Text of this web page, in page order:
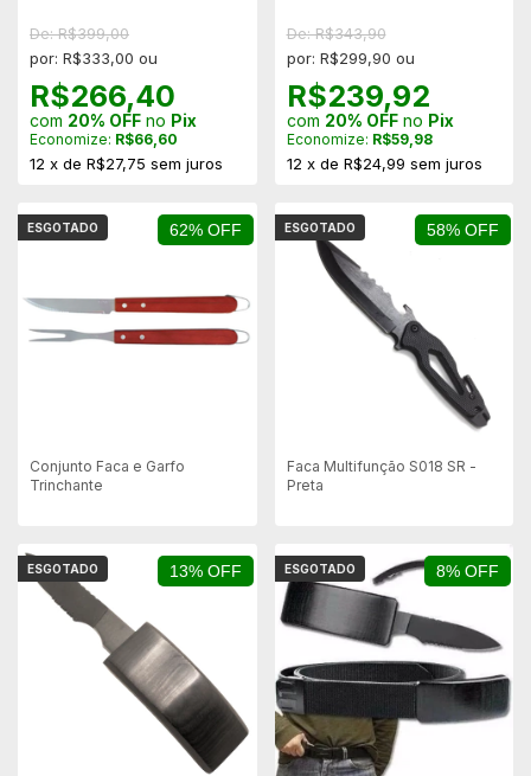
De: R$399,00
por: R$333,00 ou
R$266,40
com 20% OFF no Pix
Economize: R$66,60
12 x de R$27,75 sem juros
De: R$343,90
por: R$299,90 ou
R$239,92
com 20% OFFno Pix
Economize: R$59,98
12 x de R$24,99 sem juros
62% OFF
ESGOTADO
Conjunto Faca e Garfo
Trinchante
58% OFF
ESGOTADO
Faca Multifunção S018 SR -
Preta
13% OFF
ESGOTADO 8% OFF
ESGOTADO